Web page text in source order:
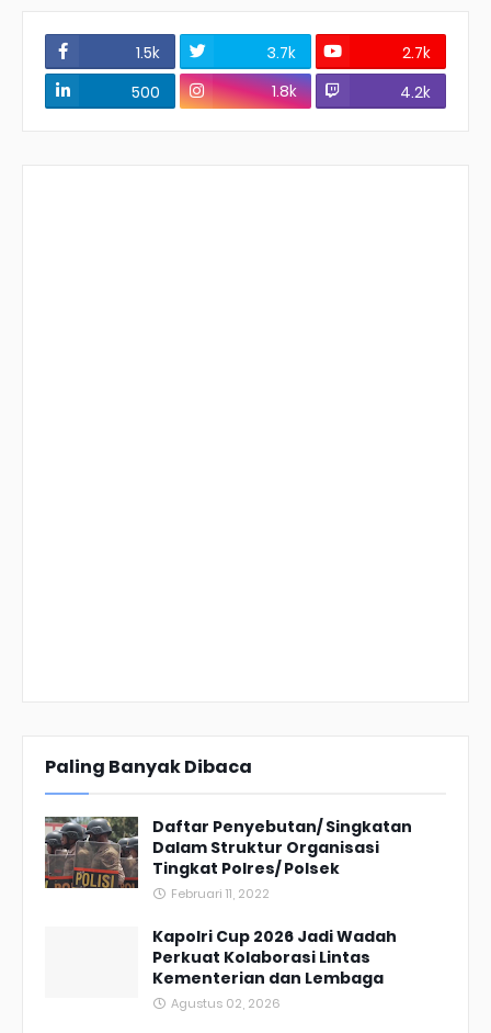
1.5k 3.7k
2.7k
500
1.8k 4.2k
Paling Banyak Dibaca
Daftar Penyebutan/ Singkatan
Dalam Struktur Organisasi
Tingkat Polres/ Polsek
Februari 11, 2022
Kapolri Cup 2026 Jadi Wadah
Perkuat Kolaborasi Lintas
Kementerian dan Lembaga
Agustus 02, 2026